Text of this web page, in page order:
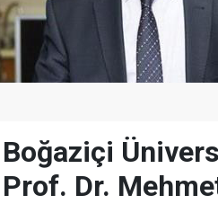
Boğaziçi
Prof. Dr.